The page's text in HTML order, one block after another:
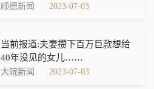
顺德新闻 2023-07-03
当前报道:夫妻攒下百万巨款想给
40年没见的女儿……
大皖新闻 2023-07-03